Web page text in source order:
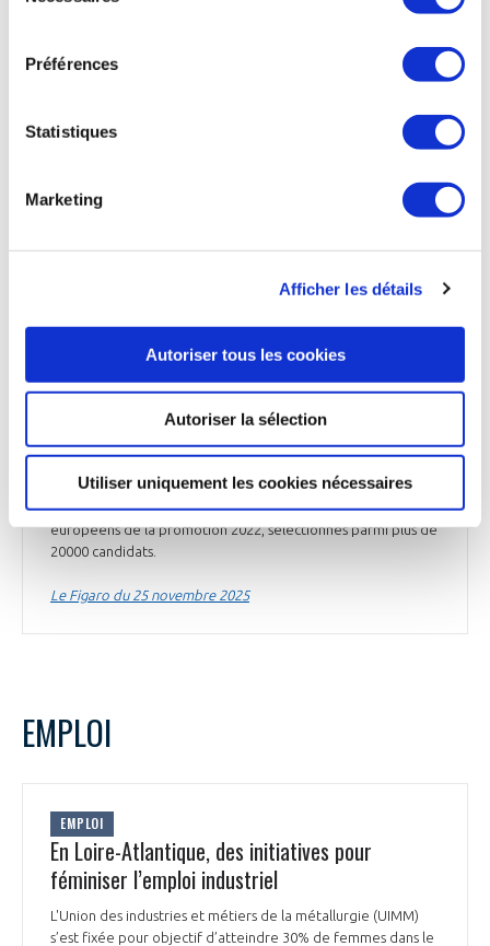
Préférences
Statistiques
Marketing
Afficher les détails
Autoriser tous les cookies
Autoriser la sélection
Utiliser uniquement les cookies nécessaires
respecteront les seuils techniques imposés pour éviter les
satellitaires. Eutelsat demande qu’en cas de brouillages
avérés, l'ARECP (Autorité de Régulation des Communications
puisse révoquer l’autorisation accordée à Amazon.
concernant son départ pour l’ISS en 2026
astronaute française à partir en orbite, décollera à
destination de la Station spatiale internationale (ISS) le 15
février 2026. Elle a partagé les détails de sa préparation,
Toulouse. Pilote d’hélicoptère, Sophie Adenot a été
assignée à la Station spatiale parmi les 5 astronautes
européens de la promotion 2022, sélectionnés parmi plus de
20000 candidats.
Le Figaro du 25 novembre 2025
EMPLOI
EMPLOI
En Loire-Atlantique, des initiatives pour
féminiser l’emploi industriel
L'Union des industries et métiers de la métallurgie (UIMM)
s’est fixée pour objectif d’atteindre 30% de femmes dans le